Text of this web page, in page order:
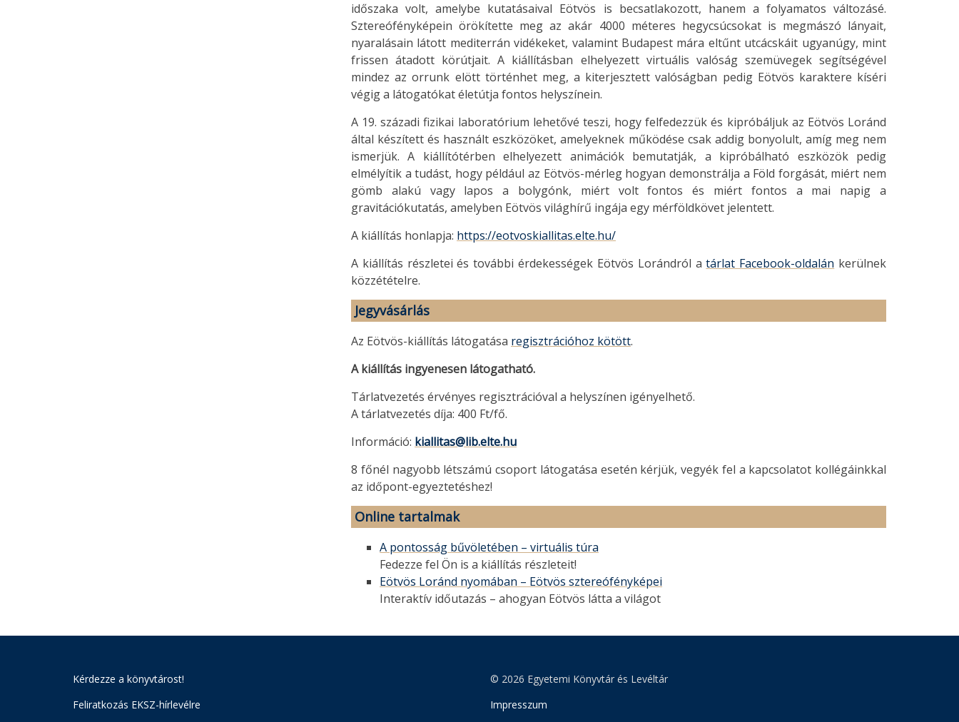
időszaka volt, amelybe kutatásaival Eötvös is becsatlakozott, hanem a folyamatos változásé.
Sztereófényképein örökítette meg az akár 4000 méteres hegycsúcsokat is megmászó lányait,
nyaralásain látott mediterrán vidékeket, valamint Budapest mára eltűnt utcácskáit ugyanúgy, mint
frissen átadott körútjait. A kiállításban elhelyezett virtuális valóság szemüvegek segítségével
mindez az orrunk elött történhet meg, a kiterjesztett valóságban pedig Eötvös karaktere kíséri
végig a látogatókat életútja fontos helyszínein.
A 19. századi fizikai laboratórium lehetővé teszi, hogy felfedezzük és kipróbáljuk az Eötvös Loránd
által készített és használt eszközöket, amelyeknek működése csak addig bonyolult, amíg meg nem
ismerjük. A kiállítótérben elhelyezett animációk bemutatják, a kipróbálható eszközök pedig
elmélyítik a tudást, hogy például az Eötvös-mérleg hogyan demonstrálja a Föld forgását, miért nem
gömb alakú vagy lapos a bolygónk, miért volt fontos és miért fontos a mai napig a
gravitációkutatás, amelyben Eötvös világhírű ingája egy mérföldkövet jelentett.
A kiállítás honlapja: https://eotvoskiallitas.elte.hu/
A kiállítás részletei és további érdekességek Eötvös Lorándról atárlat Facebook-oldalán kerülnek
közzétételre.
Jegyvásárlás
Az Eötvös-kiállítás látogatása regisztrációhoz kötött.
A kiállítás ingyenesen látogatható.
Tárlatvezetés érvényes regisztrációval a helyszínen igényelhető.
A tárlatvezetés díja: 400 Ft/fő.
Információ: kiallitas@lib.elte.hu
8 főnél nagyobb létszámú csoport látogatása esetén kérjük, vegyék fel a kapcsolatot kollégáinkkal
az időpont-egyeztetéshez!
Online tartalmak
A pontosság bűvöletében – virtuális túra
Fedezze fel Ön is a kiállítás részleteit!
Eötvös Loránd nyomában – Eötvös sztereófényképei
Interaktív időutazás – ahogyan Eötvös látta a világot
Kérdezze a könyvtárost!
Feliratkozás EKSZ-hírlevélre
© 2026 Egyetemi Könyvtár és Levéltár
Impresszum